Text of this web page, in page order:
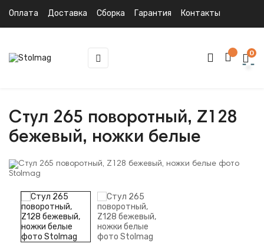
Оплата Доставка Сборка Гарантия Контакты
Toggle
navigation
☰ 0
Стул 265 поворотный, Z128
бежевый, ножки белые